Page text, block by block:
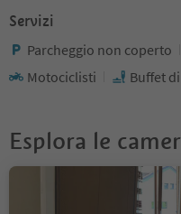
Servizi
Parcheggio non coperto
Motociclisti
Buffet
Esplora le